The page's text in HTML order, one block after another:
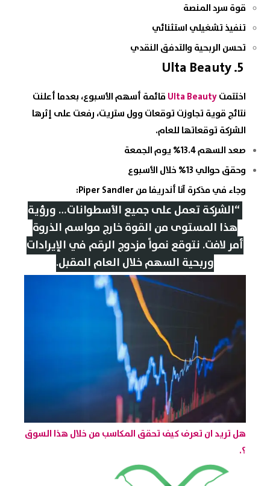
قوة سرد المنصة
تنفيذ تشغيلي استثنائي
تحسن الربحية والتدفق النقدي
اختتمتUlta Beauty قائمة أسهم الأسبوع، بعدما أعلنت
نتائج قوية تجاوزت توقعات وول ستريت، رفعت على إثرها
الشركة توقعاتها للعام.
صعد السهم 13.4% يوم الجمعة
وحقق حوالي 13% خلال الأسبوع
وجاء في مذكرة آنا أندريفا من Piper Sandler:
“الشركة تعمل على جميع الأسطوانات… ورؤية
هذا المستوى من القوة خارج مواسم الذروة
أمر لافت. نتوقع نمواً مزدوج الرقم في الإيرادات
وربحية السهم خلال العام المقبل.
هل تريد ان تعرف كيف تحقق المكاسب من خلال هذا السوق
؟.